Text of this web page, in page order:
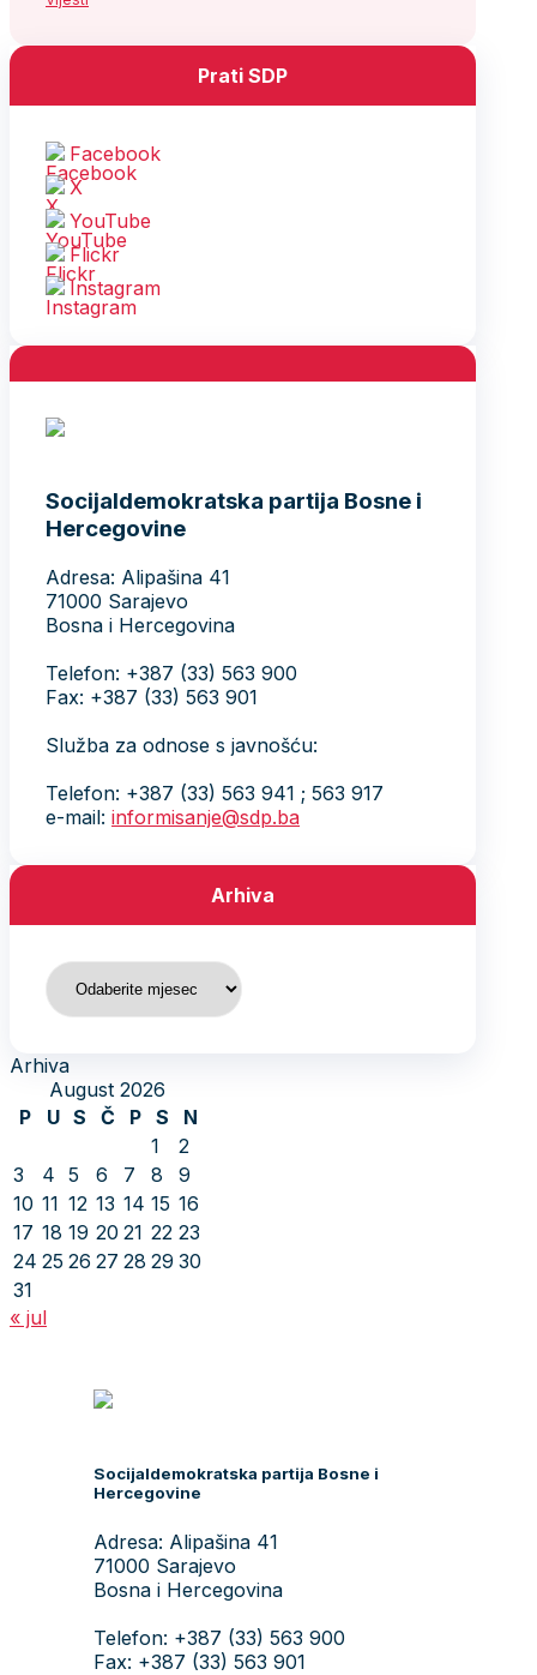
Prati SDP
Facebook
X
YouTube
Flickr
Instagram
Socijaldemokratska partija Bosne i
Hercegovine
Adresa: Alipašina 41
71000 Sarajevo
Bosna i Hercegovina
Telefon: +387 (33) 563 900
Fax: +387 (33) 563 901
Služba za odnose s javnošću:
Telefon: +387 (33) 563 941 ; 563 917
e-mail: informisanje@sdp.ba
Arhiva
Arhiva
Arhiva
August 2026
P
U S Č P S
N
1
2
3
4 5 6 7 8
9
10 11 12 13 14 15 16
17 18 19 20 21 22 23
24 25 26 27 28 29 30
31
« jul
Socijaldemokratska partija Bosne i
Hercegovine
Adresa: Alipašina 41
71000 Sarajevo
Bosna i Hercegovina
Telefon: +387 (33) 563 900
Fax: +387 (33) 563 901